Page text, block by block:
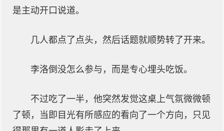
是主动开口说道。
几人都点了点头，然后话题就顺势转了开来。
李洛倒没怎么参与，而是专心埋头吃饭。
不过吃了一半，他突然发觉这桌上气氛微微顿
了顿，当即目光有所感应的看向了一个方向，只见